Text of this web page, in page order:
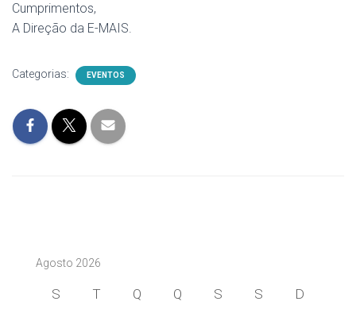
Cumprimentos,
A Direção da E-MAIS.
Categorias: EVENTOS
Agosto 2026
S T Q Q S S D